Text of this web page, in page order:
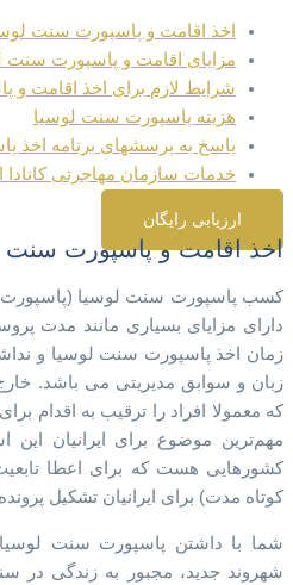
اخذ اقامت و پاسپورت سنت
مزایای اقامت و پاسپورت سنت
شرایط لازم برای اخذ اقامت و
هزینه پاسپورت سنت لوسیا
پاسخ به پرسشهای برنامه اخذ
خدمات سازمان مهاجرتی
ارزیابی رایگان
اخذ اقامت و پاسپورت سنت
کسب پاسپورت سنت لوسیا (پاسپورت
زمان اخذ پاسپورت سنت لوسیا و
زبان و سوابق مدیریتی می باشد.
که معمولا افراد را ترقیب به اقدام
مهم‌ترین موضوع برای ایرانیان
کشورهایی هست که برای اعطا
کوتاه مدت) برای ایرانیان تشکیل
شما با داشتن پاسپورت سنت
شهروند جدید، مجبور به زندگی در